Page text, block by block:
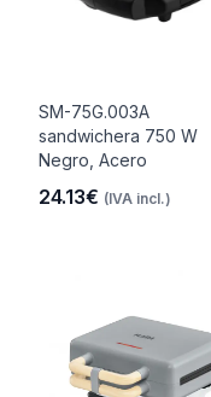
SM-75G.003A
sandwichera 750 W
Negro, Acero
24.13€ (IVA incl.)